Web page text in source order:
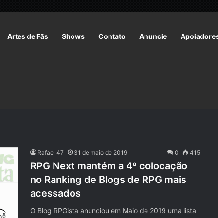
Artes de Fãs Shows Contato Anuncie
Rafael 47 31 de maio de 2019 0 415
RPG Next mantém a 4ª colocação
no Ranking de Blogs de RPG mais
acessados
O Blog RPGista anunciou em Maio de 2019 uma lista